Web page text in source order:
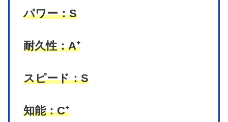
パワー：S
耐久性：A⁺
スピード：S
知能：C⁺